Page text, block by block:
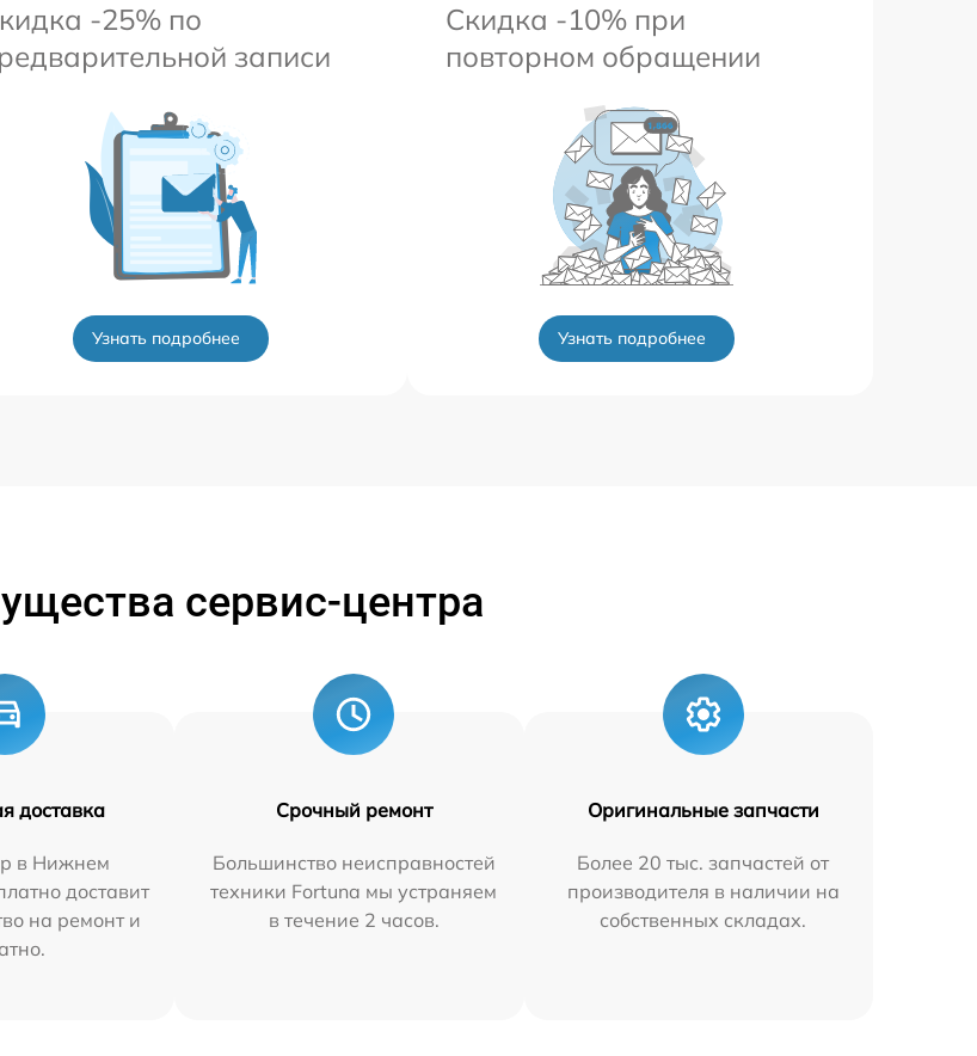
-25% по
записи
Узнать подробнее
Скидка -10% при
повторном обращении
Узнать подробнее
сервис-центра
доставка
в Нижнем
доставит
на ремонт и
Срочный ремонт
Большинство неисправностей
техники Fortuna мы устраняем
в течение 2 часов.
Оригинальные запчасти
Более 20 тыс. запчастей от
производителя в наличии на
собственных складах.